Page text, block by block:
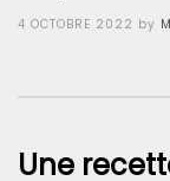
Posted
4 OCTOBRE 2022 by
Une